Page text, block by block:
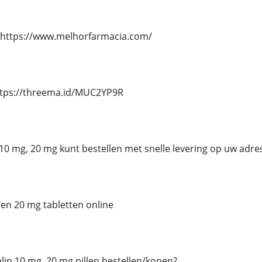
https://www.melhorfarmacia.com/
threema.id/MUC2YP9R
mg, 20 mg kunt bestellen met snelle levering op uw
20 mg tabletten online